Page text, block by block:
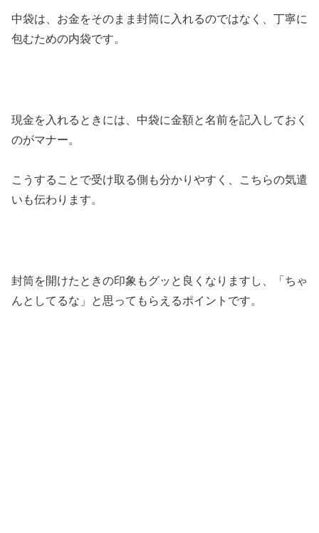
中袋は、お金をそのまま封筒に入れるのではなく、丁寧に
包むための内袋です。
現金を入れるときには、中袋に金額と名前を記入しておく
のがマナー。
こうすることで受け取る側も分かりやすく、こちらの気遣
いも伝わります。
封筒を開けたときの印象もグッと良くなりますし、「ちゃ
んとしてるな」と思ってもらえるポイントです。